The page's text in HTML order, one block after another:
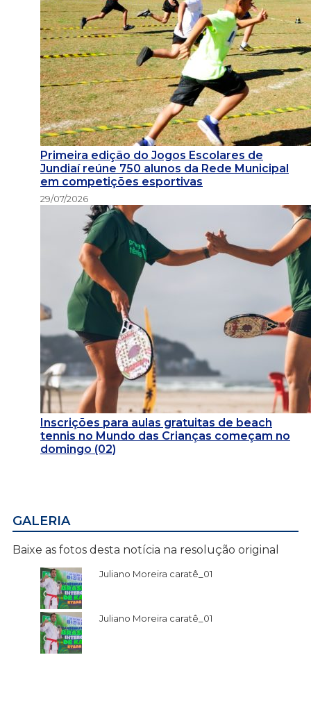
Primeira edição do Jogos Escolares de
Jundiaí reúne 750 alunos da Rede Municipal
em competições esportivas
29/07/2026
Inscrições para aulas gratuitas de beach
tennis no Mundo das Crianças começam no
domingo (02)
GALERIA
Baixe as fotos desta notícia na resolução original
Juliano Moreira caratê_01
Juliano Moreira caratê_01